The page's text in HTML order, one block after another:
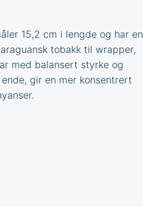
15,2 cm i lengde og har en
tobakk til wrapper,
med balansert styrke og
gir en mer konsentrert